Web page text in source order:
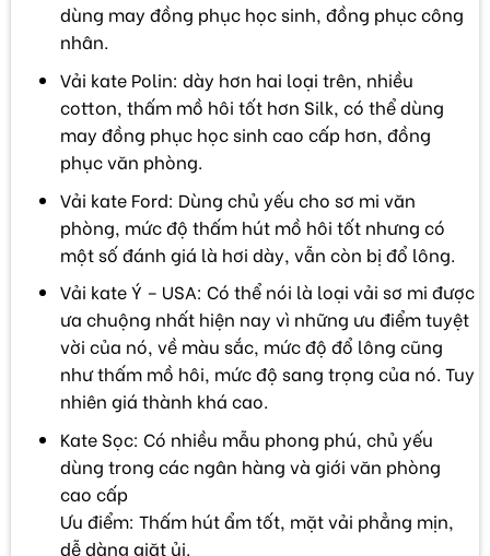
dùng may đồng phục học sinh, đồng phục công
nhân.
Vải kate Polin: dày hơn hai loại trên, nhiều
cotton, thấm mồ hôi tốt hơn Silk, có thể dùng
may đồng phục học sinh cao cấp hơn, đồng
phục văn phòng.
Vải kate Ford: Dùng chủ yếu cho sơ mi văn
phòng, mức độ thấm hút mồ hôi tốt nhưng có
một số đánh giá là hơi dày, vẫn còn bị đổ lông.
Vải kate Ý – USA: Có thể nói là loại vải sơ mi được
ưa chuộng nhất hiện nay vì những ưu điểm tuyệt
vời của nó, về màu sắc, mức độ đổ lông cũng
như thấm mồ hôi, mức độ sang trọng của nó. Tuy
nhiên giá thành khá cao.
Kate Sọc: Có nhiều mẫu phong phú, chủ yếu
dùng trong các ngân hàng và giới văn phòng
cao cấp
Ưu điểm: Thấm hút ẩm tốt, mặt vải phẳng mịn,
dễ dàng giặt ủi.